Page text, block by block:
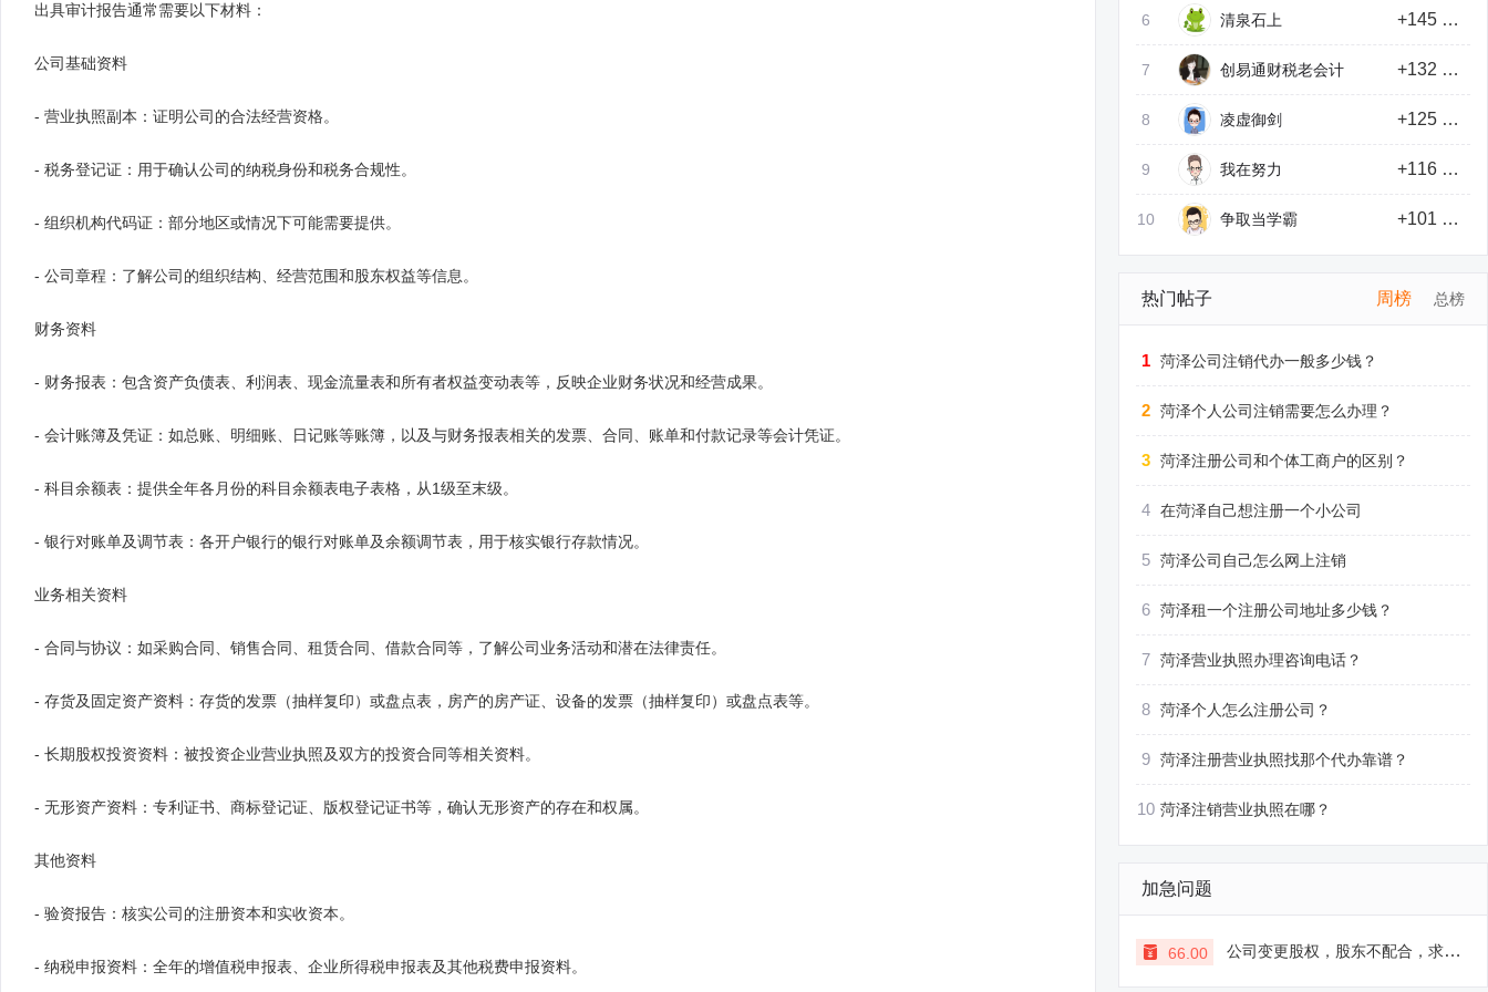
出具审计报告通常需要以下材料：
公司基础资料
- 营业执照副本：证明公司的合法经营资格。
- 税务登记证：用于确认公司的纳税身份和税务合规性。
- 组织机构代码证：部分地区或情况下可能需要提供。
- 公司章程：了解公司的组织结构、经营范围和股东权益等信息。
财务资料
- 财务报表：包含资产负债表、利润表、现金流量表和所有者权益变动表等，反映企业财务状况和经营成果。
- 会计账簿及凭证：如总账、明细账、日记账等账簿，以及与财务报表相关的发票、合同、账单和付款记录等会计凭证。
- 科目余额表：提供全年各月份的科目余额表电子表格，从1级至末级。
- 银行对账单及调节表：各开户银行的银行对账单及余额调节表，用于核实银行存款情况。
业务相关资料
- 合同与协议：如采购合同、销售合同、租赁合同、借款合同等，了解公司业务活动和潜在法律责任。
- 存货及固定资产资料：存货的发票（抽样复印）或盘点表，房产的房产证、设备的发票（抽样复印）或盘点表等。
- 长期股权投资资料：被投资企业营业执照及双方的投资合同等相关资料。
- 无形资产资料：专利证书、商标登记证、版权登记证书等，确认无形资产的存在和权属。
其他资料
- 验资报告：核实公司的注册资本和实收资本。
- 纳税申报资料：全年的增值税申报表、企业所得税申报表及其他税费申报资料。
6 清泉石上 +145 积分
7 创易通财税老会计 +132 积分
8 凌虚御剑 +125 积分
9 我在努力 +116 积分
10 争取当学霸 +101 积分
热门帖子 周榜 总榜
1 菏泽公司注销代办一般多少钱？
2 菏泽个人公司注销需要怎么办理？
3 菏泽注册公司和个体工商户的区别？
4 在菏泽自己想注册一个小公司
5 菏泽公司自己怎么网上注销
6 菏泽租一个注册公司地址多少钱？
7 菏泽营业执照办理咨询电话？
8 菏泽个人怎么注册公司？
9 菏泽注册营业执照找那个代办靠谱？
10 菏泽注销营业执照在哪？
加急问题
66.00 公司变更股权，股东不配合，求支招